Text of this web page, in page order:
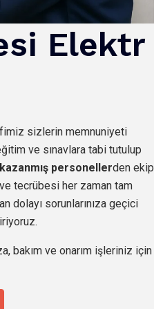
Elektr
sizlerin memnuniyeti
ve sınavlara tabi tutulup
personellerden ekip
tecrübesi her zaman tam
dolayı sorunlarınıza geçici
bakım ve onarım işleriniz için